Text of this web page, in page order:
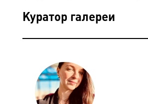
Куратор галереи